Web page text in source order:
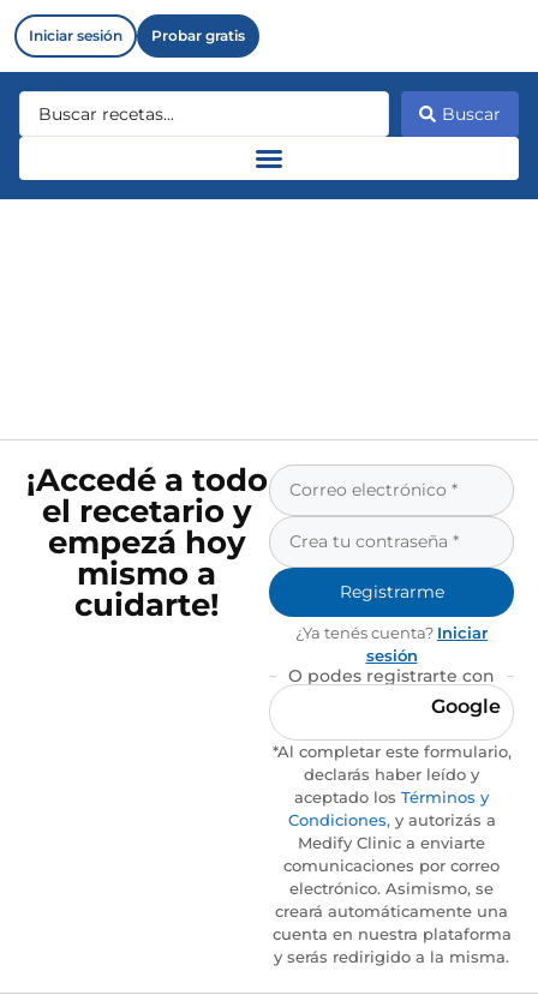
Iniciar sesión Probar gratis
Buscar
¡Accedé a todo
el recetario y
empezá hoy
mismo a
cuidarte!
Registrarme
¿Ya tenés cuenta? Iniciar
sesión
O podes registrarte con
Google
*Al completar este formulario,
declarás haber leído y
aceptado los Términos y
Condiciones, y autorizás a
Medify Clinic a enviarte
comunicaciones por correo
electrónico. Asimismo, se
creará automáticamente una
cuenta en nuestra plataforma
y serás redirigido a la misma.